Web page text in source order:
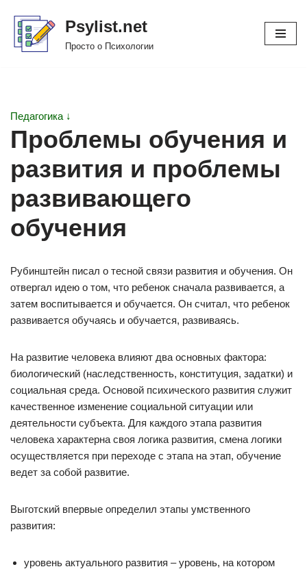
Перейти
Psylist.net
Просто о Психологии
Педагогика ↓
Проблемы обучения и
развития и проблемы
развивающего
обучения
Рубинштейн писал о тесной связи развития и обучения. Он
отвергал идею о том, что ребенок сначала развивается, а
затем воспитывается и обучается. Он считал, что ребенок
развивается обучаясь и обучается, развиваясь.
На развитие человека влияют два основных фактора:
биологический (наследственность, конституция, задатки) и
социальная среда. Основой психического развития служит
качественное изменение социальной ситуации или
деятельности субъекта. Для каждого этапа развития
человека характерна своя логика развития, смена логики
осуществляется при переходе с этапа на этап, обучение
ведет за собой развитие.
Выготский впервые определил этапы умственного
развития:
уровень актуального развития – уровень, на котором